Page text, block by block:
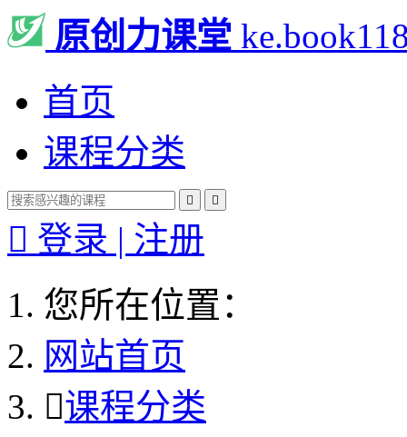
原创力课堂
首页
课程分类
 
 登录 | 注册
您所在位置：
网站首页
课程分类